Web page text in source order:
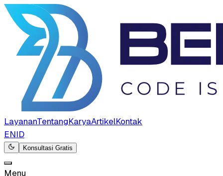
LayananTentangKaryaArtikelKontak
ENID
Konsultasi Gratis
Menu